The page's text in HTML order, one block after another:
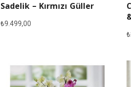
Sadelik – Kırmızı Güller
₺9.499,00
₺